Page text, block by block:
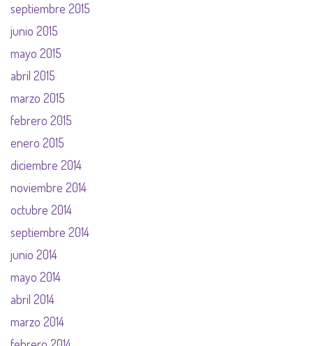
septiembre 2015
junio 2015
mayo 2015
abril 2015
marzo 2015
febrero 2015
enero 2015
diciembre 2014
noviembre 2014
octubre 2014
septiembre 2014
junio 2014
mayo 2014
abril 2014
marzo 2014